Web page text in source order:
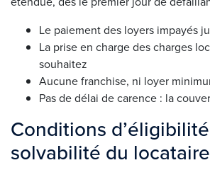
Le paiement des loyers impayés
La prise en charge des charges
souhaitez
Aucune franchise, ni loyer
Pas de délai de carence : la
Conditions
solvabilité du locataire